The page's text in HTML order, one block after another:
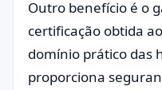
Outro benefício é o
certificação obtida
domínio prático das
proporciona